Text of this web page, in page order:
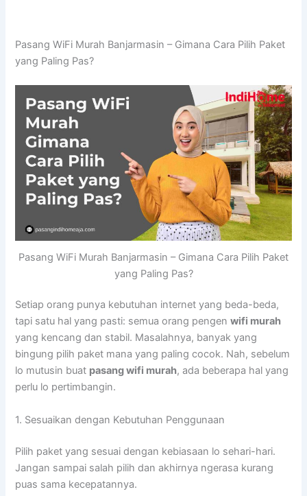
Pasang WiFi Murah Banjarmasin – Gimana Cara Pilih Paket
yang Paling Pas?
Pasang WiFi Murah Banjarmasin – Gimana Cara Pilih Paket
yang Paling Pas?
Setiap orang punya kebutuhan internet yang beda-beda,
tapi satu hal yang pasti: semua orang pengenwifi murah
yang kencang dan stabil. Masalahnya, banyak yang
bingung pilih paket mana yang paling cocok. Nah, sebelum
lo mutusin buat pasang wifi murah, ada beberapa hal yang
perlu lo pertimbangin.
1. Sesuaikan dengan Kebutuhan Penggunaan
Pilih paket yang sesuai dengan kebiasaan lo sehari-hari.
Jangan sampai salah pilih dan akhirnya ngerasa kurang
puas sama kecepatannya.